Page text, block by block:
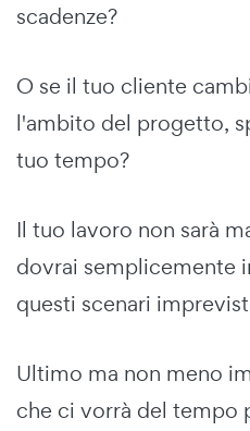
scadenze?
O se il tuo cliente
l'ambito del progetto,
tuo tempo?
Il tuo lavoro non sarà
dovrai semplicemente
questi scenari
Ultimo ma non meno
che ci vorrà del tempo